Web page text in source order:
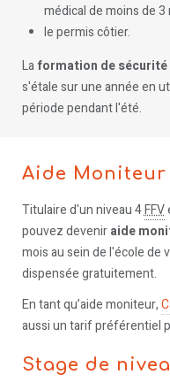
médical de moins de 3
le permis côtier.
Laformation de sécurité
s'étale sur une année en
période pendant l'été.
Aide
Titulaire d'un niveau 4FFV
pouvez deveniraide
mois au sein de l'école de
dispensée gratuitement.
En tant qu’aide moniteur,
aussi un tarif préférentiel
Stage de